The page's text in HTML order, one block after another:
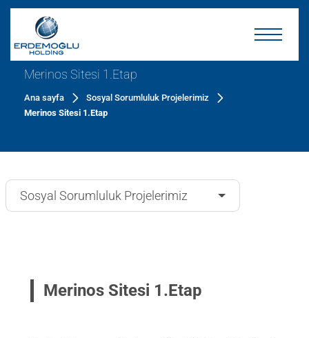
Merinos Sitesi 1.Etap
Ana sayfa
Sosyal Sorumluluk Projelerimiz
Merinos Sitesi 1.Etap
Sosyal Sorumluluk Projelerimiz
Merinos Sitesi 1.Etap